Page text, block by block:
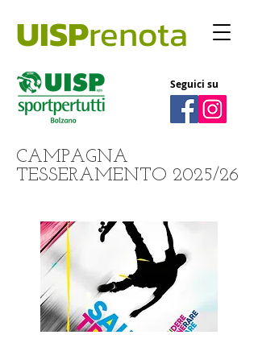
UISPrenota
Seguici su
CAMPAGNA
TESSERAMENTO 2025/26